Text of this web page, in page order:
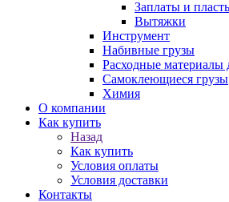
Заплаты и
Вытяжки
Инструмент
Набивные грузы
Расходные
Самоклеющиеся грузы
Химия
О компании
Как купить
Назад
Как купить
Условия оплаты
Условия доставки
Контакты